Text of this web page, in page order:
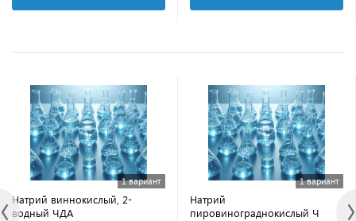
1 вариант
Натрий виннокислый, 2-
водный ЧДА
1 вариант
Натрий
пировинограднокислый Ч